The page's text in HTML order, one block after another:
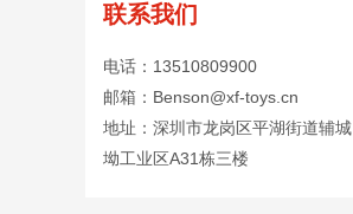
联系我们
电话：13510809900
邮箱：Benson@xf-toys.cn
地址：深圳市龙岗区平湖街道辅城
坳工业区A31栋三楼